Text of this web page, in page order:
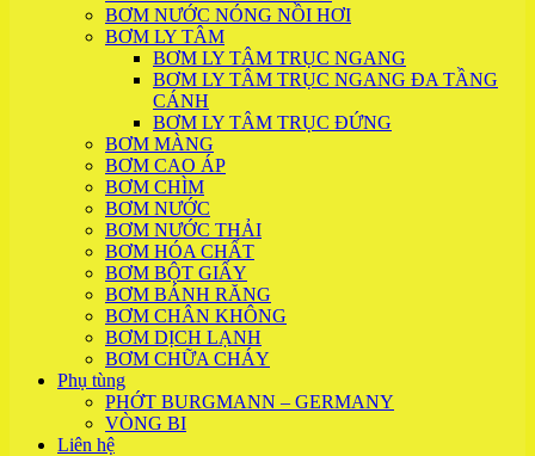
BƠM NƯỚC NÓNG NỒI HƠI
BƠM LY TÂM
BƠM LY TÂM TRỤC NGANG
BƠM LY TÂM TRỤC NGANG ĐA TẦNG
CÁNH
BƠM LY TÂM TRỤC ĐỨNG
BƠM MÀNG
BƠM CAO ÁP
BƠM CHÌM
BƠM NƯỚC
BƠM NƯỚC THẢI
BƠM HÓA CHẤT
BƠM BỘT GIẤY
BƠM BÁNH RĂNG
BƠM CHÂN KHÔNG
BƠM DỊCH LẠNH
BƠM CHỮA CHÁY
Phụ tùng
PHỚT BURGMANN – GERMANY
VÒNG BI
Liên hệ